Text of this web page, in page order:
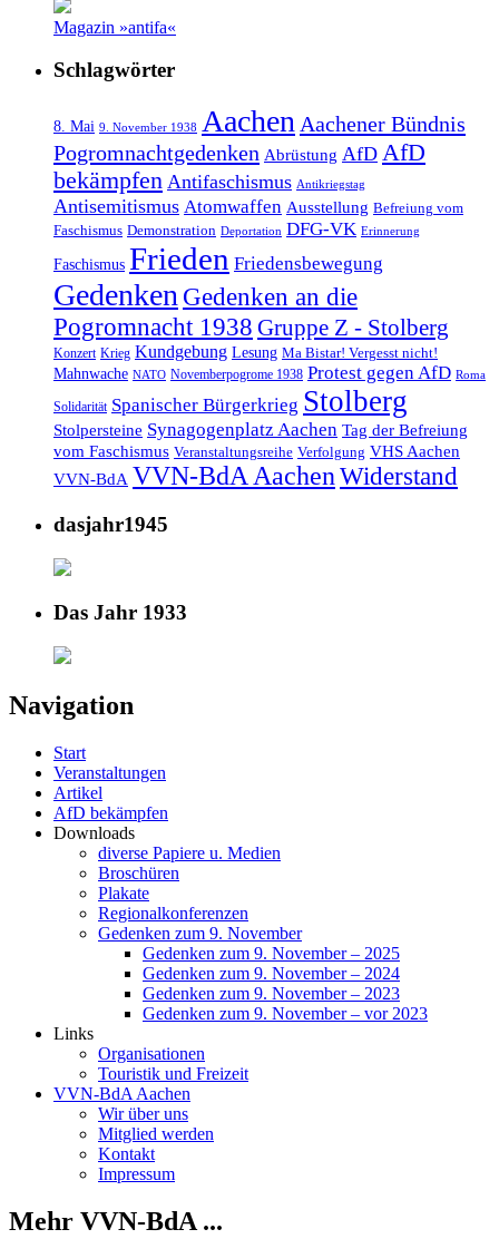
Magazin »antifa«
Schlagwörter
8. Mai 9. November 1938 Aachen Aachener Bündnis
Pogromnachtgedenken Abrüstung AfD AfD
bekämpfen Antifaschismus Antikriegstag
Antisemitismus Atomwaffen Ausstellung Befreiung vom
Faschismus Demonstration Deportation DFG-VK Erinnerung
Faschismus Frieden Friedensbewegung
Gedenken Gedenken an die
Pogromnacht 1938 Gruppe Z - Stolberg
Konzert Krieg Kundgebung Lesung Ma Bistar! Vergesst nicht!
Mahnwache NATO Novemberpogrome 1938 Protest gegen AfD Roma
Solidarität Spanischer Bürgerkrieg Stolberg
Stolpersteine Synagogenplatz Aachen Tag der Befreiung
vom Faschismus Veranstaltungsreihe Verfolgung VHS Aachen
VVN-BdA VVN-BdA AachenWiderstand
dasjahr1945
Das Jahr 1933
Navigation
Start
Veranstaltungen
Artikel
AfD bekämpfen
Downloads
diverse Papiere u. Medien
Broschüren
Plakate
Regionalkonferenzen
Gedenken zum 9. November
Gedenken zum 9. November – 2025
Gedenken zum 9. November – 2024
Gedenken zum 9. November – 2023
Gedenken zum 9. November – vor 2023
Links
Organisationen
Touristik und Freizeit
VVN-BdA Aachen
Wir über uns
Mitglied werden
Kontakt
Impressum
Mehr VVN-BdA ...